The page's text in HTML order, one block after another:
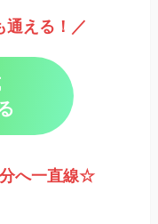
通える！／
へ一直線☆